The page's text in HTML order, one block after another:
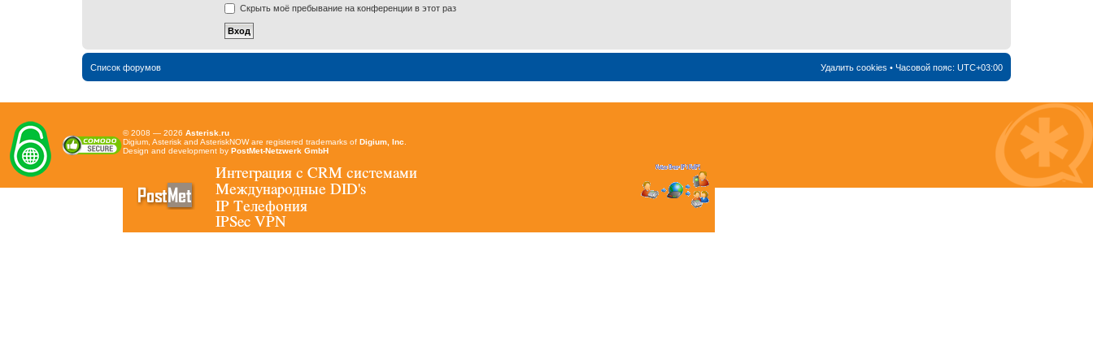
Скрыть моё пребывание на конференции в этот раз
Список форумов Удалить cookies • Часовой пояс:UTC+03:00
© 2008 — 2026 Asterisk.ru
Digium, Asterisk and AsteriskNOW are registered trademarks of Digium, Inc.
Design and development by PostMet-Netzwerk GmbH